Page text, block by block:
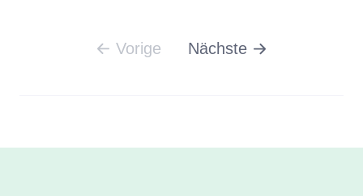
Vorige Nächste